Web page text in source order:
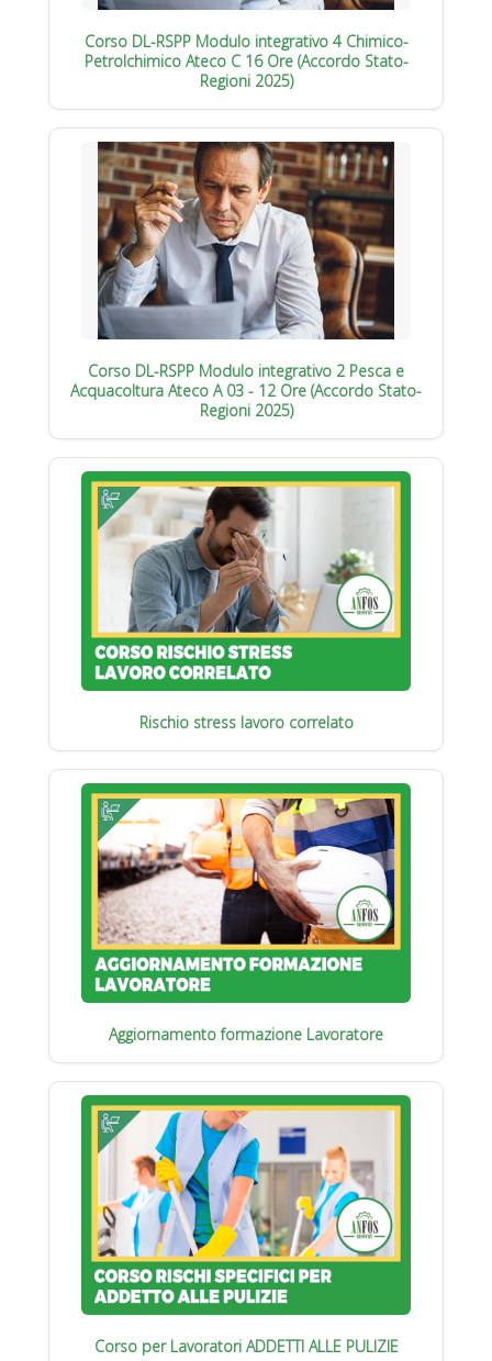
Corso DL-RSPP Modulo integrativo 4 Chimico-
Petrolchimico Ateco C 16 Ore (Accordo Stato-
Regioni 2025)
Corso DL-RSPP Modulo integrativo 2 Pesca e
Acquacoltura Ateco A 03 - 12 Ore (Accordo Stato-
Regioni 2025)
Rischio stress lavoro correlato
Aggiornamento formazione Lavoratore
Corso per Lavoratori ADDETTI ALLE PULIZIE